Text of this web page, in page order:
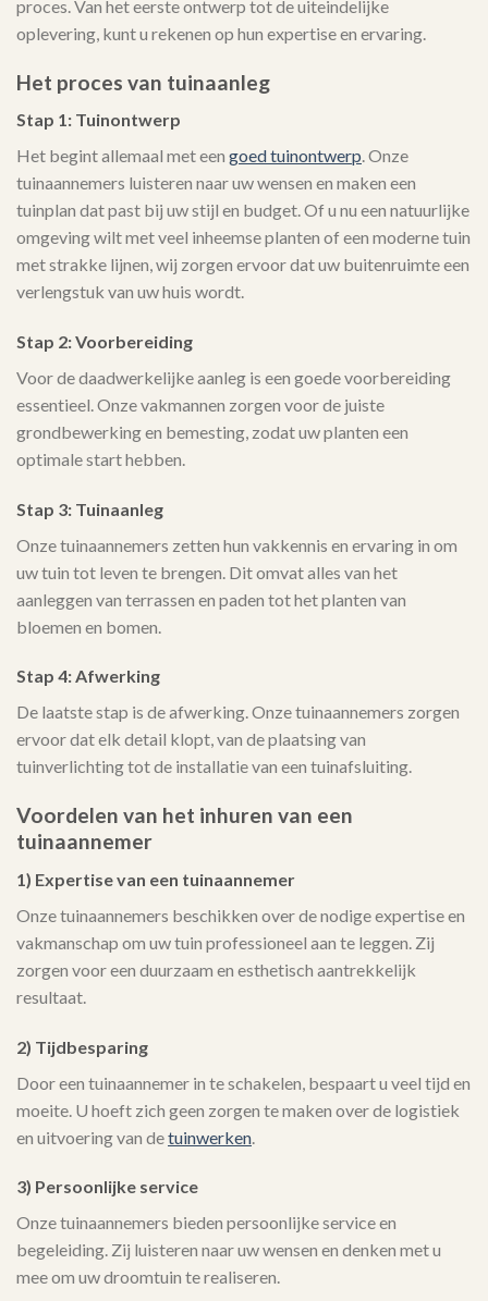
proces. Van het eerste ontwerp tot de uiteindelijke
oplevering, kunt u rekenen op hun expertise en ervaring.
Het proces van tuinaanleg
Stap 1: Tuinontwerp
Het begint allemaal met een goed tuinontwerp. Onze
tuinaannemers luisteren naar uw wensen en maken een
tuinplan dat past bij uw stijl en budget. Of u nu een natuurlijke
omgeving wilt met veel inheemse planten of een moderne tuin
met strakke lijnen, wij zorgen ervoor dat uw buitenruimte een
verlengstuk van uw huis wordt.
Stap 2: Voorbereiding
Voor de daadwerkelijke aanleg is een goede voorbereiding
essentieel. Onze vakmannen zorgen voor de juiste
grondbewerking en bemesting, zodat uw planten een
optimale start hebben.
Stap 3: Tuinaanleg
Onze tuinaannemers zetten hun vakkennis en ervaring in om
uw tuin tot leven te brengen. Dit omvat alles van het
aanleggen van terrassen en paden tot het planten van
bloemen en bomen.
Stap 4: Afwerking
De laatste stap is de afwerking. Onze tuinaannemers zorgen
ervoor dat elk detail klopt, van de plaatsing van
tuinverlichting tot de installatie van een tuinafsluiting.
Voordelen van het inhuren van een
tuinaannemer
1) Expertise van een tuinaannemer
Onze tuinaannemers beschikken over de nodige expertise en
vakmanschap om uw tuin professioneel aan te leggen. Zij
zorgen voor een duurzaam en esthetisch aantrekkelijk
resultaat.
2) Tijdbesparing
Door een tuinaannemer in te schakelen, bespaart u veel tijd en
moeite. U hoeft zich geen zorgen te maken over de logistiek
en uitvoering van detuinwerken
3) Persoonlijke service
Onze tuinaannemers bieden persoonlijke service en
begeleiding. Zij luisteren naar uw wensen en denken met u
mee om uw droomtuin te realiseren.